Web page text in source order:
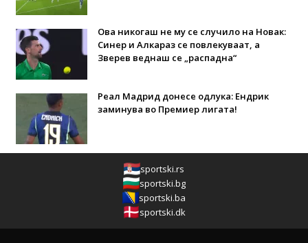
Ова никогаш не му се случило на Новак:
Синер и Алкараз се повлекуваат, а
Зверев веднаш се „распадна“
Реал Мадрид донесе одлука: Eндрик
заминува во Премиер лигата!
sportski.rs
sportski.bg
sportski.ba
sportski.dk